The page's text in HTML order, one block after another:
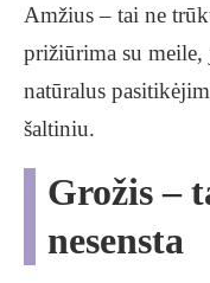
Amžius – tai ne
prižiūrima su
natūralus
šaltiniu.
Grožis –
nesensta